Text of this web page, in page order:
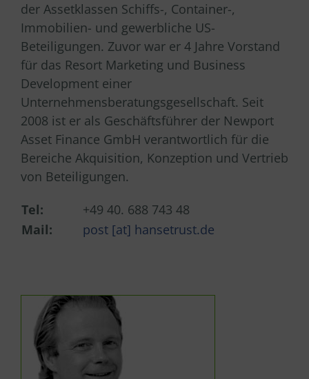
der Assetklassen Schiffs-, Container-,
Immobilien- und gewerbliche US-
Beteiligungen. Zuvor war er 4 Jahre Vorstand
für das Resort Marketing und Business
Development einer
Unternehmensberatungsgesellschaft. Seit
2008 ist er als Geschäftsführer der Newport
Asset Finance GmbH verantwortlich für die
Bereiche Akquisition, Konzeption und Vertrieb
von Beteiligungen.
Tel:
+49 40. 688 743 48
Mail:
post [at] hansetrust.de